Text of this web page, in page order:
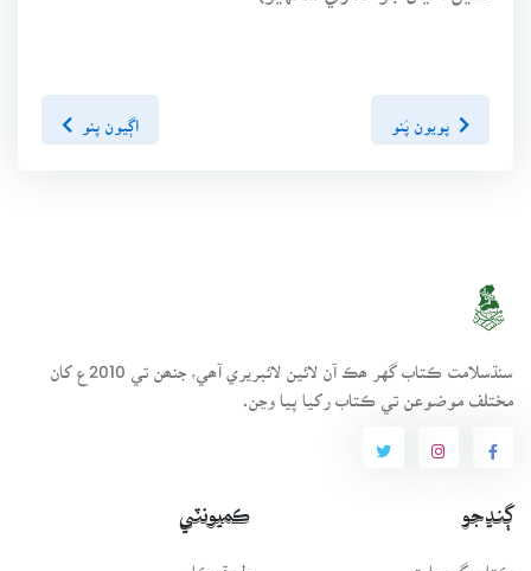
اڳيون پنو
سنڌسلامت ڪتاب گهر ھڪ آن لائين لائبريري آھي، جنھن تي 2010ع کان
مختلف موضوعن تي ڪتاب رکيا پيا وڃن.
ڳنڍجو
ڪتاب گهر بابت
ڪميونٽي
طريقيڪار